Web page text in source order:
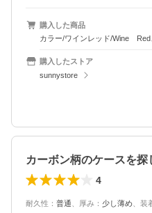
購入した商品
カラー/ワインレッド/Wine
購入したストア
sunnystore
4
耐久性 ： 普通 厚み ： 少し薄め 装